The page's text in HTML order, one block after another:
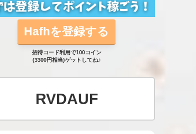
Hafhを登録する
招待コード利用で100コイン
(3300円相当)ゲットしてね♪
RVDAUF